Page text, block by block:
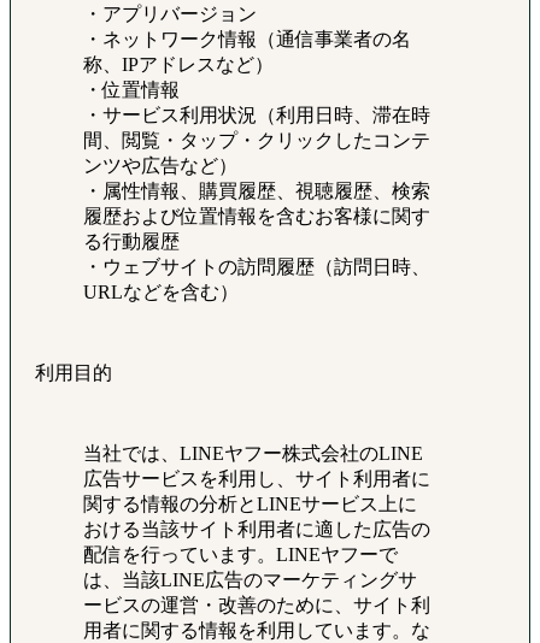
・アプリバージョン
・ネットワーク情報（通信事業者の名
称、IPアドレスなど）
・位置情報
・サービス利用状況（利用日時、滞在時
間、閲覧・タップ・クリックしたコンテ
ンツや広告など）
・属性情報、購買履歴、視聴履歴、検索
履歴および位置情報を含むお客様に関す
る行動履歴
・ウェブサイトの訪問履歴（訪問日時、
URLなどを含む）
利用目的
当社では、LINEヤフー株式会社のLINE
広告サービスを利用し、サイト利用者に
関する情報の分析とLINEサービス上に
おける当該サイト利用者に適した広告の
配信を行っています。LINEヤフーで
は、当該LINE広告のマーケティングサ
ービスの運営・改善のために、サイト利
用者に関する情報を利用しています。な